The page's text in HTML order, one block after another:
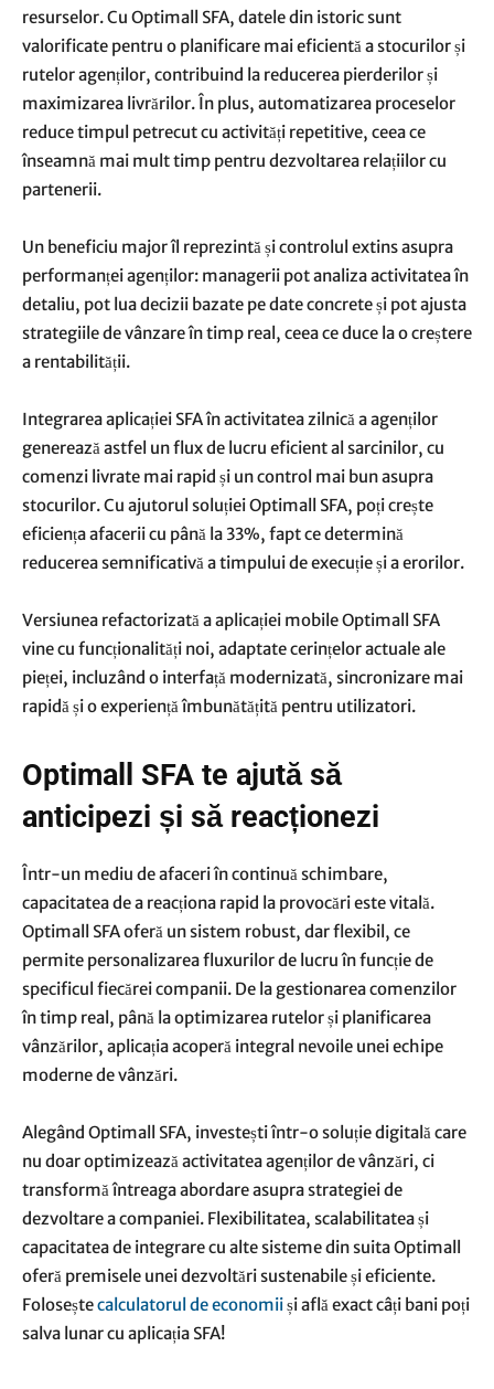
resurselor. Cu Optimall SFA, datele din istoric sunt
valorificate pentru o planificare mai eficientă a stocurilor și
rutelor agenților, contribuind la reducerea pierderilor și
maximizarea livrărilor. În plus, automatizarea proceselor
reduce timpul petrecut cu activități repetitive, ceea ce
înseamnă mai mult timp pentru dezvoltarea relațiilor cu
partenerii.
Un beneficiu major îl reprezintă și controlul extins asupra
performanței agenților: managerii pot analiza activitatea în
detaliu, pot lua decizii bazate pe date concrete și pot ajusta
strategiile de vânzare în timp real, ceea ce duce la o creștere
a rentabilității.
Integrarea aplicației SFA în activitatea zilnică a agenților
generează astfel un flux de lucru eficient al sarcinilor, cu
comenzi livrate mai rapid și un control mai bun asupra
stocurilor.Cu ajutorul soluției Optimall SFA, poți crește
eficiența afacerii cu până la 33%, fapt ce determină
reducerea semnificativă a timpului de execuție și a erorilor.
Versiunea refactorizată a aplicației mobile Optimall SFA
vine cu funcționalități noi, adaptate cerințelor actuale ale
pieței, incluzând o interfață modernizată, sincronizare mai
rapidă și o experiență îmbunătățită pentru utilizatori.
Optimall SFA te ajută să
anticipezi și să reacționezi
Într-un mediu de afaceri în continuă schimbare,
capacitatea de a reacționa rapid la provocări este vitală.
Optimall SFA oferă un sistem robust, dar flexibil, ce
permite personalizarea fluxurilor de lucru în funcție de
specificul fiecărei companii. De la gestionarea comenzilor
în timp real, până la optimizarea rutelor și planificarea
vânzărilor, aplicația acoperă integral nevoile unei echipe
moderne de vânzări.
Alegând Optimall SFA, investești într-o soluție digitală care
nu doar optimizează activitatea agenților de vânzări, ci
transformă întreaga abordare asupra strategiei de
dezvoltare a companiei. Flexibilitatea, scalabilitatea și
capacitatea de integrare cu alte sisteme din suita Optimall
oferă premisele unei dezvoltări sustenabile și eficiente.
Foloseștecalculatorul de economiiși află exact câți bani poți
salva lunar cu aplicația SFA!